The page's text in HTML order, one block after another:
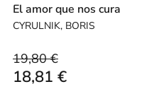
El amor que nos cura
CYRULNIK, BORIS
19,80 €
18,81 €